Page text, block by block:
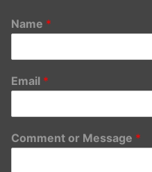
Name *
Email *
Comment or Message *